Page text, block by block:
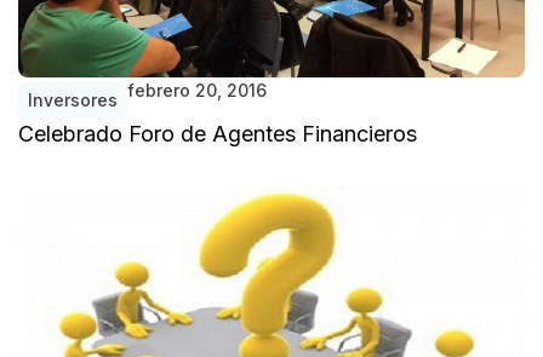
Inversores febrero 20, 2016
Celebrado Foro de Agentes Financieros